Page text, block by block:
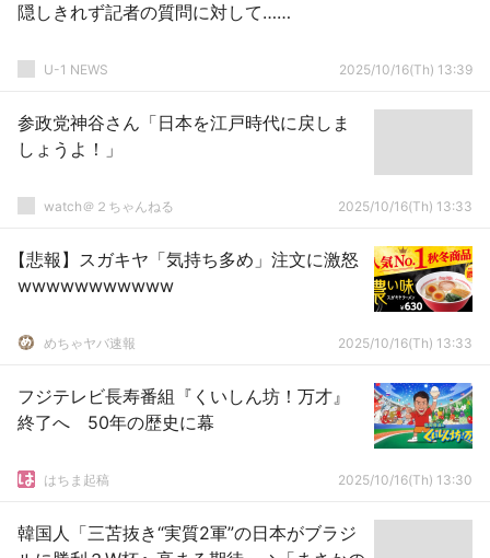
隠しきれず記者の質問に対して……
U-1 NEWS 2025/10/16(Th) 13:39
参政党神谷さん「日本を江戸時代に戻しま
しょうよ！」
watch＠２ちゃんねる 2025/10/16(Th) 13:33
【悲報】スガキヤ「気持ち多め」注文に激怒
wwwwwwwwwww
めちゃヤバ速報 2025/10/16(Th) 13:33
フジテレビ長寿番組『くいしん坊！万才』
終了へ 50年の歴史に幕
はちま起稿 2025/10/16(Th) 13:30
韓国人「三苫抜き“実質2軍”の日本がブラジ